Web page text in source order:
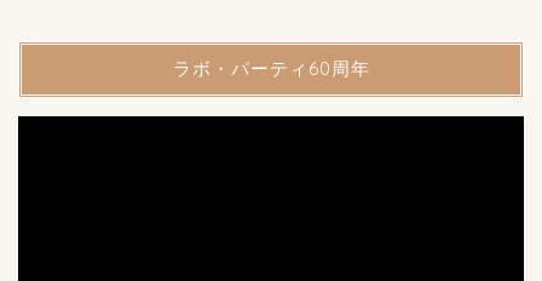
ラボ・パーティ60周年